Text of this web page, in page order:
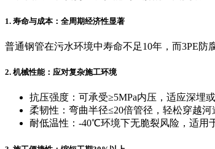
1. 寿命与成本：全周期经济性显著
普通钢管在污水环境中寿命不足10年，而3PE防
2. 机械性能：应对复杂施工环境
抗压强度：可承受≥5MPa内压，适应深埋
柔韧性：弯曲半径≤20倍管径，轻松穿越河
耐低温性：-40℃环境下无脆裂风险，适用